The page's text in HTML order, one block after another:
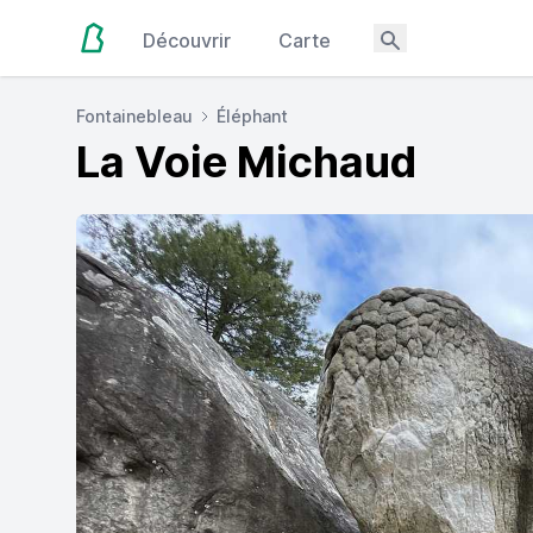
Découvrir Carte
Fontainebleau Éléphant
La Voie Michaud